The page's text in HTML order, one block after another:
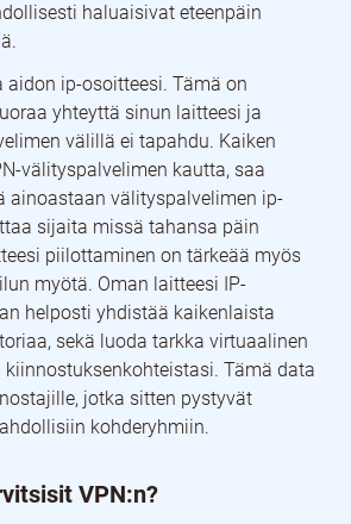
haluaisivat eteenpäin
aidon ip-osoitteesi. Tämä on
yhteyttä sinun laitteesi ja
välillä ei tapahdu. Kaiken
välityspalvelimen kautta, saa
ainoastaan välityspalvelimen ip-
sijaita missä tahansa päin
piilottaminen on tärkeää myös
myötä. Oman laitteesi IP-
helposti yhdistää kaikenlaista
sekä luoda tarkka virtuaalinen
Tämä data
jotka sitten pystyvät
kohderyhmiin.
VPN:n?